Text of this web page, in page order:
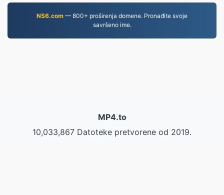
NS6.com — 800+ proširenja domene. Pronađite svoje
savršeno ime.
MP4.to
10,033,867 Datoteke pretvorene od 2019.